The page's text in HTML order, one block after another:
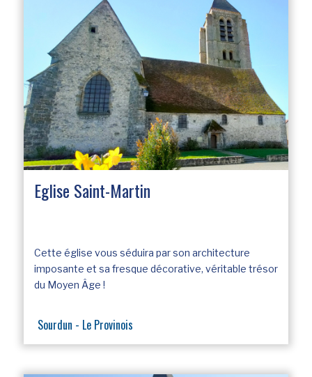
Eglise Saint-Martin
Cette église vous séduira par son architecture
imposante et sa fresque décorative, véritable trésor
du Moyen Âge !
Sourdun - Le Provinois